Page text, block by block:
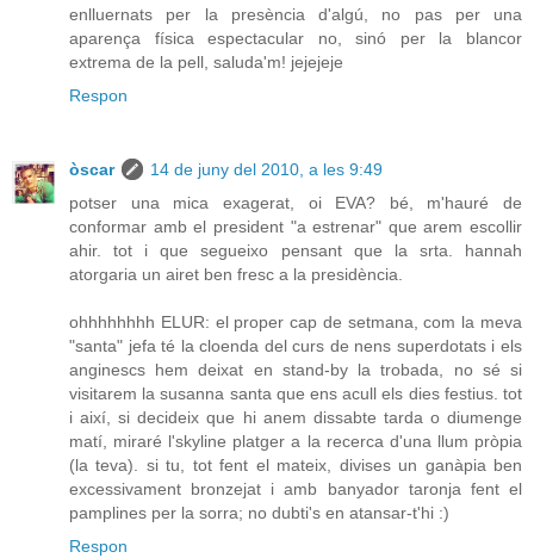
enlluernats per la presència d'algú, no pas per una
aparença física espectacular no, sinó per la blancor
extrema de la pell, saluda'm! jejejeje
Respon
òscar
14 de juny del 2010, a les 9:49
potser una mica exagerat, oi EVA? bé, m'hauré de
conformar amb el president "a estrenar" que arem escollir
ahir. tot i que segueixo pensant que la srta. hannah
atorgaria un airet ben fresc a la presidència.
ohhhhhhhh ELUR: el proper cap de setmana, com la meva
"santa" jefa té la cloenda del curs de nens superdotats i els
anginescs hem deixat en stand-by la trobada, no sé si
visitarem la susanna santa que ens acull els dies festius. tot
i així, si decideix que hi anem dissabte tarda o diumenge
matí, miraré l'skyline platger a la recerca d'una llum pròpia
(la teva). si tu, tot fent el mateix, divises un ganàpia ben
excessivament bronzejat i amb banyador taronja fent el
pamplines per la sorra; no dubti's en atansar-t'hi :)
Respon